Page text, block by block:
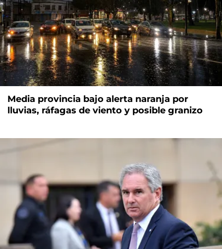
Media provincia bajo alerta naranja por
lluvias, ráfagas de viento y posible granizo